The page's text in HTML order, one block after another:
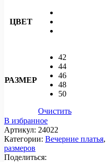
ЦВЕТ
РАЗМЕР
42
44
46
48
50
Очистить
В избранное
Артикул: 24022
Категории: Вечерние платья,
размеров
Поделиться: